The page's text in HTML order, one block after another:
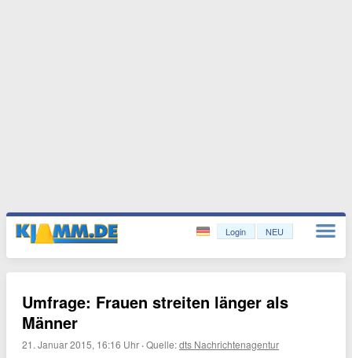
Login NEU
Umfrage: Frauen streiten länger als
Männer
21. Januar 2015, 16:16 Uhr ·Quelle:dts Nachrichtenagentur